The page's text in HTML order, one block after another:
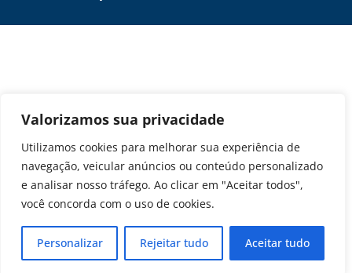
Valorizamos sua privacidade
Utilizamos cookies para melhorar sua experiência de
navegação, veicular anúncios ou conteúdo personalizado
e analisar nosso tráfego. Ao clicar em "Aceitar todos",
você concorda com o uso de cookies.
Personalizar Rejeitar tudo Aceitar tudo